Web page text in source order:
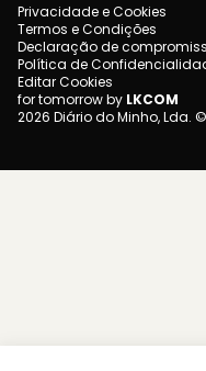
Privacidade e Cookies
Termos e Condições
Declaração de
Política de
Editar Cookies
for tomorrow by LKCOM
2026 Diário do Minho, Lda.